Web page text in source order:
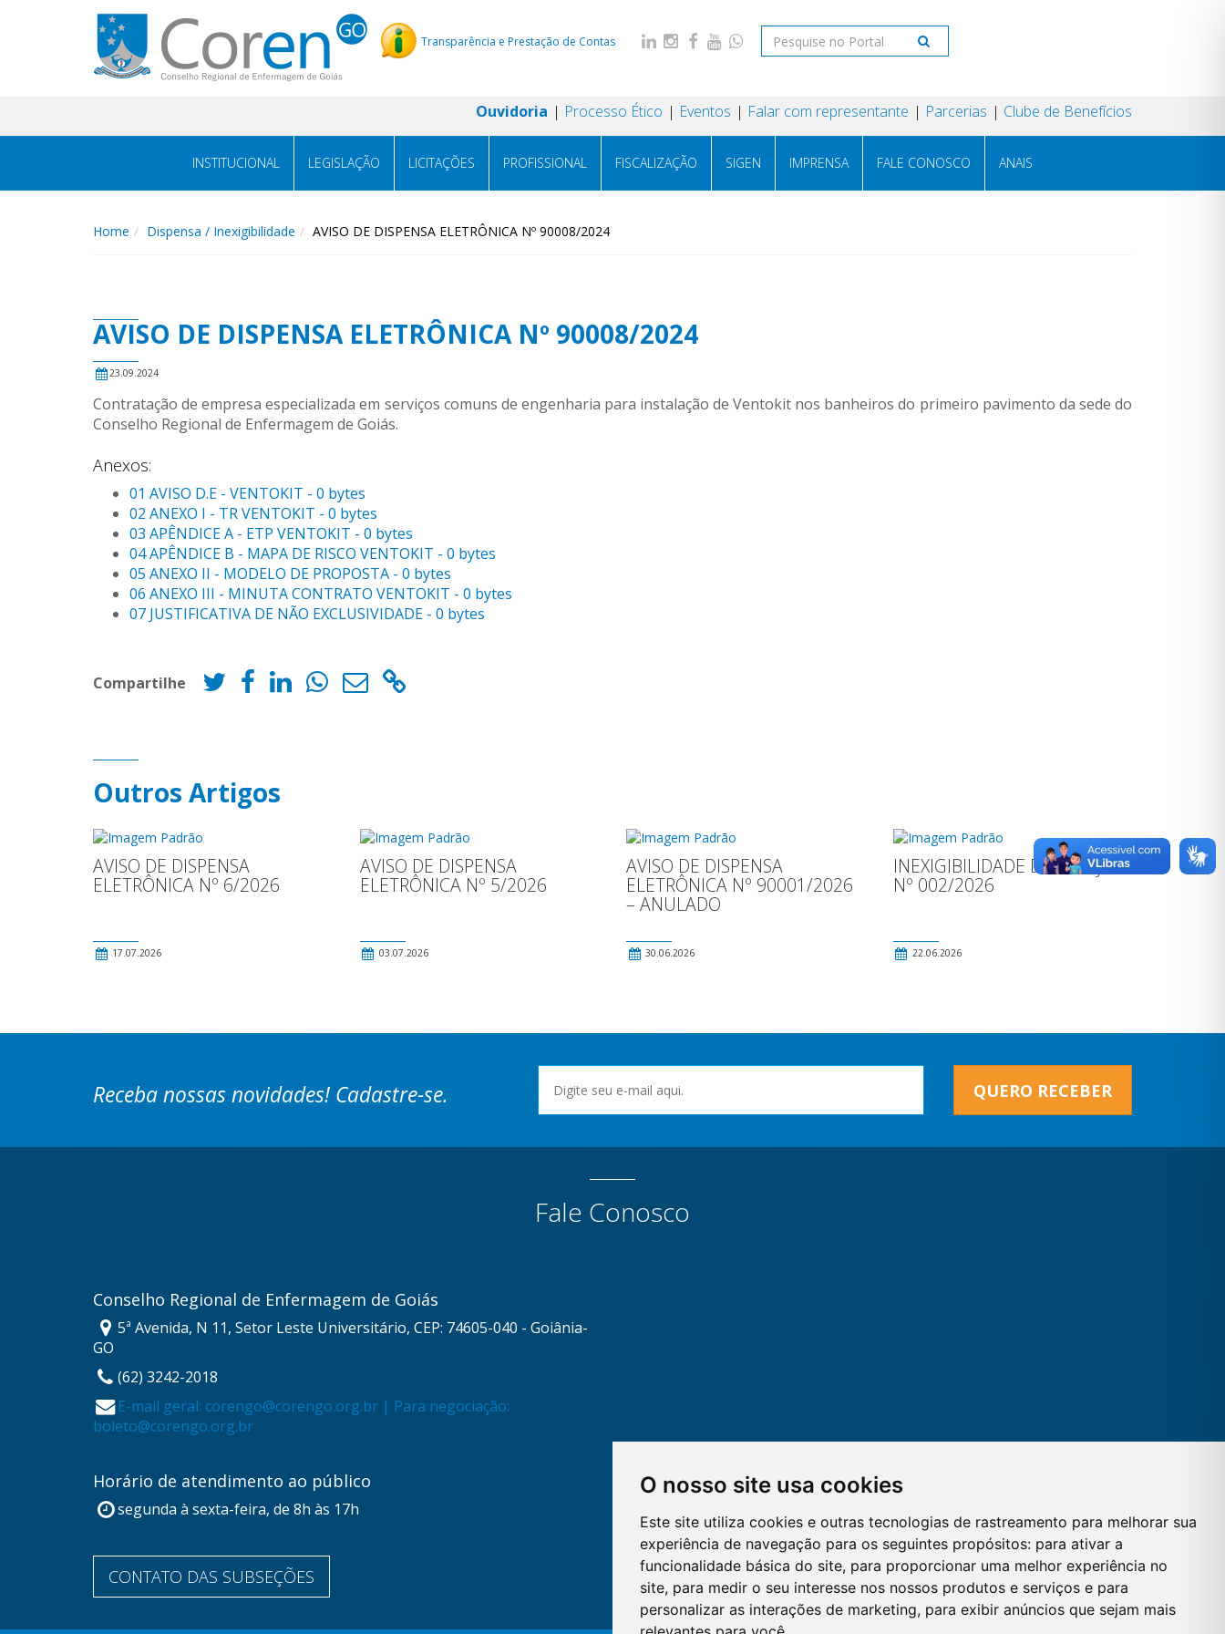
O nosso site usa cookies
Este site utiliza cookies e outras tecnologias de rastreamento para melhorar sua
experiência de navegação para os seguintes propósitos: para ativar a
funcionalidade básica do site, para proporcionar uma melhor experiência no
site, para medir o seu interesse nos nossos produtos e serviços e para
personalizar as interações de marketing, para exibir anúncios que sejam mais
Transparência e Prestação de Contas
Ouvidoria Processo Ético Eventos Falar com representante Parcerias Clube de Benefícios
INSTITUCIONAL LEGISLAÇÃO LICITAÇÕES PROFISSIONAL FISCALIZAÇÃO SIGEN IMPRENSA FALE CONOSCO ANAIS
Home Dispensa / Inexigibilidade AVISO DE DISPENSA ELETRÔNICA Nº 90008/2024
AVISO DE DISPENSA ELETRÔNICA Nº 90008/2024
23.09.2024
Contratação de empresa especializada em serviços comuns de engenharia para instalação de Ventokit nos banheiros do primeiro pavimento da sede do
Conselho Regional de Enfermagem de Goiás.
Anexos:
01 AVISO D.E - VENTOKIT - 0 bytes
02 ANEXO I - TR VENTOKIT - 0 bytes
03 APÊNDICE A - ETP VENTOKIT - 0 bytes
04 APÊNDICE B - MAPA DE RISCO VENTOKIT - 0 bytes
05 ANEXO II - MODELO DE PROPOSTA - 0 bytes
06 ANEXO III - MINUTA CONTRATO VENTOKIT - 0 bytes
07 JUSTIFICATIVA DE NÃO EXCLUSIVIDADE - 0 bytes
Compartilhe
Outros Artigos
AVISO DE DISPENSA
ELETRÔNICA Nº 6/2026
17.07.2026
AVISO DE DISPENSA
ELETRÔNICA Nº 5/2026
03.07.2026
AVISO DE DISPENSA
ELETRÔNICA Nº 90001/2026
– ANULADO
30.06.2026
INEXIGIBILIDADE DE LITAÇÃO
Nº 002/2026
22.06.2026
Receba nossas novidades! Cadastre-se. QUERO RECEBER
Fale Conosco
Conselho Regional de Enfermagem de Goiás
5ª Avenida, N 11, Setor Leste Universitário, CEP: 74605-040 - Goiânia-
GO
(62) 3242-2018
E-mail geral: corengo@corengo.org.br | Para negociação:
boleto@corengo.org.br
Horário de atendimento ao público
segunda à sexta-feira, de 8h às 17h
CONTATO DAS SUBSEÇÕES